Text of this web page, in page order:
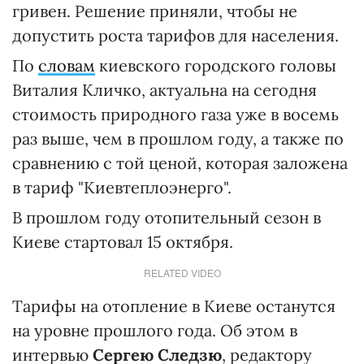
гривен. Решение приняли, чтобы не
допустить роста тарифов для населения.
По словам киевского городского головы
Виталия Кличко, актуальна на сегодня
стоимость природного газа уже в восемь
раз выше, чем в прошлом году, а также по
сравнению с той ценой, которая заложена
в тариф "Киевтеплоэнерго".
В прошлом году отопительный сезон в
Киеве стартовал 15 октября.
RELATED VIDEO
Тарифы на отопление в Киеве останутся
на уровне прошлого года. Об этом в
интервью Сергею Следзю, редактору